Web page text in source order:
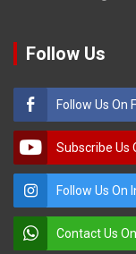
Follow Us
Follow Us On
Subscribe Us
Follow Us On
Contact Us